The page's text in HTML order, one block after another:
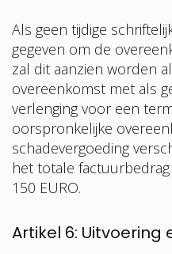
Als geen tijdige
gegeven om de
zal dit aanzien worden
overeenkomst met als
verlenging voor een
oorspronkelijke
schadevergoeding
het totale
150 EURO.
Artikel 6: Uitvoering